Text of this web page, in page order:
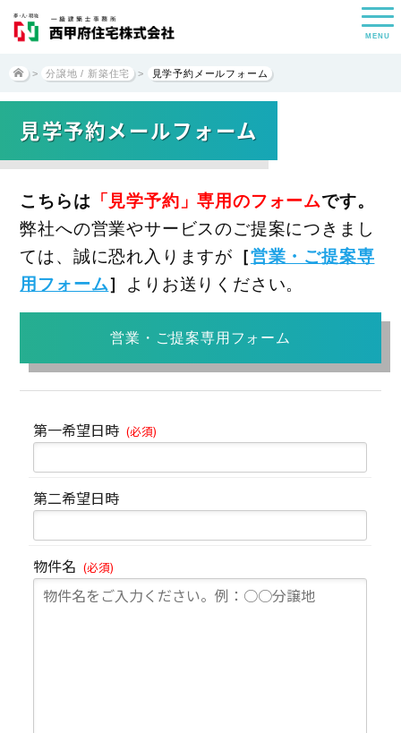
MENU
> 分譲地 / 新築住宅 > 見学予約メールフォーム
見学予約メールフォーム
こちらは 「見学予約」専用のフォームです。
弊社への営業やサービスのご提案につきまし
ては、誠に恐れ入りますが ［営業・ご提案専
用フォーム］ よりお送りください。
営業・ご提案専用フォーム